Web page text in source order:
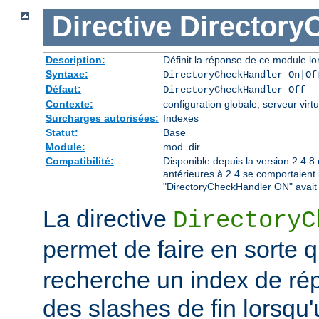
Directive
Description:
Définit la réponse de ce module
Syntaxe:
DirectoryCheckHandler
Défaut:
DirectoryCheckHandler Off
Contexte:
configuration globale, serveur
Surcharges autorisées: Indexes
Statut:
Base
Module:
mod_dir
Compatibilité:
Disponible depuis la version
antérieures à 2.4 se
"DirectoryCheckHandler ON"
La directive
permet de faire en sorte
recherche un index de
des slashes de fin